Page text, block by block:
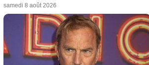
samedi 8 août 2026